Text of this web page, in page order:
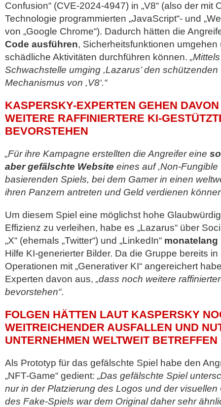
Confusion“ (CVE-2024-4947) in „V8“ (also der mit
Technologie programmierten „JavaScript“- und
von „Google Chrome“). Dadurch hätten die
Code ausführen, Sicherheitsfunktionen
schädliche Aktivitäten durchführen können.
Schwachstelle umging ,Lazarus’ den
Mechanismus von ,V8‘.“
KASPERSKY-EXPERTEN GEHEN
WEITERE RAFFINIERTERE KI-
BEVORSTEHEN
„Für ihre Kampagne erstellten die Angreifer eine
aber gefälschte Website eines auf ,Non-Fungible
basierenden Spiels, bei dem Gamer in einen
ihren Panzern antreten und Geld verdienen
Um diesem Spiel eine möglichst hohe
Effizienz zu verleihen, habe es „Lazarus“ über
„X“ (ehemals „Twitter“) und „LinkedIn“ monatelang
Hilfe KI-generierter Bilder. Da die Gruppe bereits
Operationen mit „Generativer KI“ angereichert
Experten davon aus, „dass noch weitere
bevorstehen“.
FOLGEN HÄTTEN LAUT KASPERSKY
WEITREICHENDER AUSFALLEN UND
UNTERNEHMEN WELTWEIT
Als Prototyp für das gefälschte Spiel habe den
„NFT-Game“ gedient: „Das gefälschte Spiel
nur in der Platzierung des Logos und der visuellen
des Fake-Spiels war dem Original daher sehr